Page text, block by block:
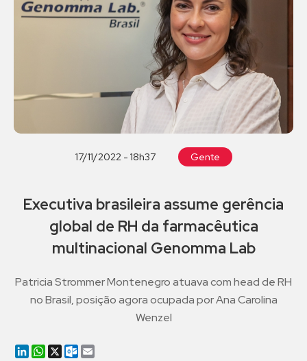
17/11/2022 - 18h37 Gente
Executiva brasileira assume gerência
global de RH da farmacêutica
multinacional Genomma Lab
Patricia Strommer Montenegro atuava com head de RH
no Brasil, posição agora ocupada por Ana Carolina
Wenzel
LinkedIn
WhatsApp
X Outlook.com